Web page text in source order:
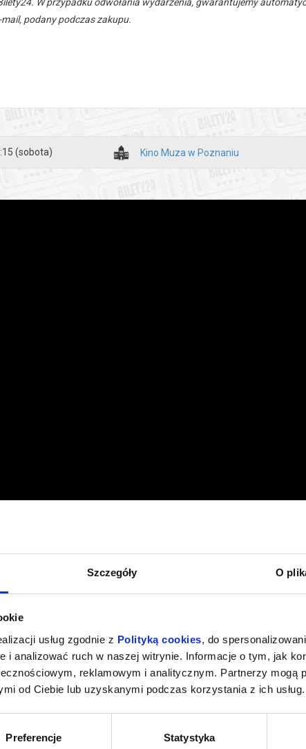
Szczegóły O
usług zgodnie z Polityką cookies, do
i analizować ruch w naszej witrynie. Informacje o tym, jak
reklamowym i analitycznym. Partnerzy mogą
od Ciebie lub uzyskanymi podczas korzystania z ich usług.
Preferencje Statystyka
mail, podany podczas zakupu.
(sobota) Kino Muza w Poznaniu